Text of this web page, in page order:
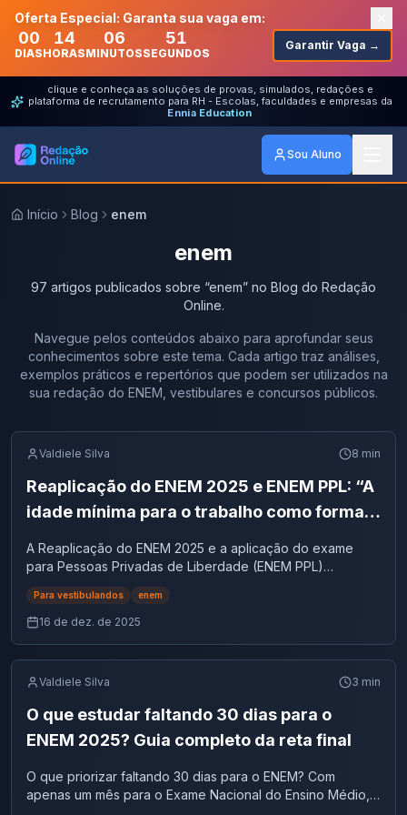
Oferta Especial: Garanta sua vaga em:
00
DIAS
14
HORAS
06
MINUTOS
51
SEGUNDOS
Garantir Vaga →
clique e conheça as soluções de provas, simulados, redações e
plataforma de recrutamento para RH - Escolas, faculdades e empresas da
Ennia Education
Sou Aluno
Início Blog enem
enem
97 artigos publicados sobre “enem” no Blog do Redação
Online.
Navegue pelos conteúdos abaixo para aprofundar seus
conhecimentos sobre este tema. Cada artigo traz análises,
exemplos práticos e repertórios que podem ser utilizados na
sua redação do ENEM, vestibulares e concursos públicos.
Valdiele Silva 8 min
Reaplicação do ENEM 2025 e ENEM PPL: “A
idade mínima para o trabalho como forma
redação
A Reaplicação do ENEM 2025 e a aplicação do exame
para Pessoas Privadas de Liberdade (ENEM PPL)
trouxeram como tema da redação “A idade mínima para o
trabalho como forma de proteção à infância”. Com isso, o
Instituto Nacional de Estudos e Pesquisas Educacionais
social, crítico e reflexivo que orienta a prova de redação
do exame. Ao longo de 2025, o ENEM apresentou três
temas distintos, porém conectados por um mesmo eixo: a
análise de problemas estruturais da sociedade brasileira.
Enquanto a aplicação regular abordou as perspectivas
acerca do envelhecimento na sociedade brasileira e a
dos trabalhadores rurais no Brasil, oEnem PLL 2025 voltou
o olhar para a infância, os direitos sociais e os limites do
Para vestibulandos enem
16 de dez. de 2025
Valdiele Silva 3 min
O que estudar faltando 30 dias para o
ENEM 2025? Guia completo da reta final
O que priorizar faltando 30 dias para o ENEM? Com
apenas um mês para o Exame Nacional do Ensino Médio, a